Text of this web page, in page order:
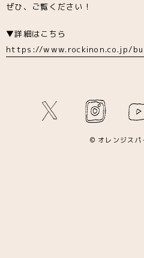
ぜひ、ご覧ください！
▼詳細はこちら
https://www.rockinon.co.jp/
© オレンジスパ